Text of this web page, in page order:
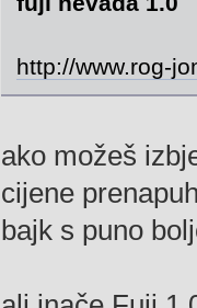
http://www.rog-
ako možeš
cijene
bajk s puno